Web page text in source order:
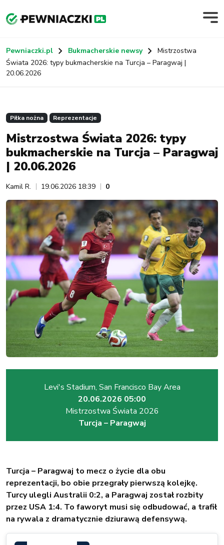
Pewniaczki.pl Bukmacherskie newsy
Mistrzostwa
Świata 2026: typy bukmacherskie na Turcja – Paragwaj |
20.06.2026
Piłka nożna Reprezentacje
Mistrzostwa Świata 2026: typy
bukmacherskie na Turcja – Paragwaj
| 20.06.2026
Kamil R. 19.06.2026 18:39 0
Levi's Stadium, San Francisco Bay Area
20.06.2026 05:00
Mistrzostwa Świata 2026
Turcja – Paragwaj
Turcja – Paragwaj to mecz o życie dla obu
reprezentacji, bo obie przegrały pierwszą kolejkę.
Turcy ulegli Australii 0:2, a Paragwaj został rozbity
przez USA 1:4. To faworyt musi się odbudować, a trafił
na rywala z dramatycznie dziurawą defensywą.